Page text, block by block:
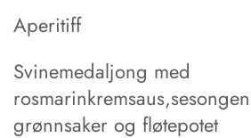
Aperitiff
Svinemedaljong med
grønnsaker og fløtepotet